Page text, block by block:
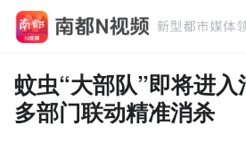
蚊虫“大部队”即将进
多部门联动精准消杀